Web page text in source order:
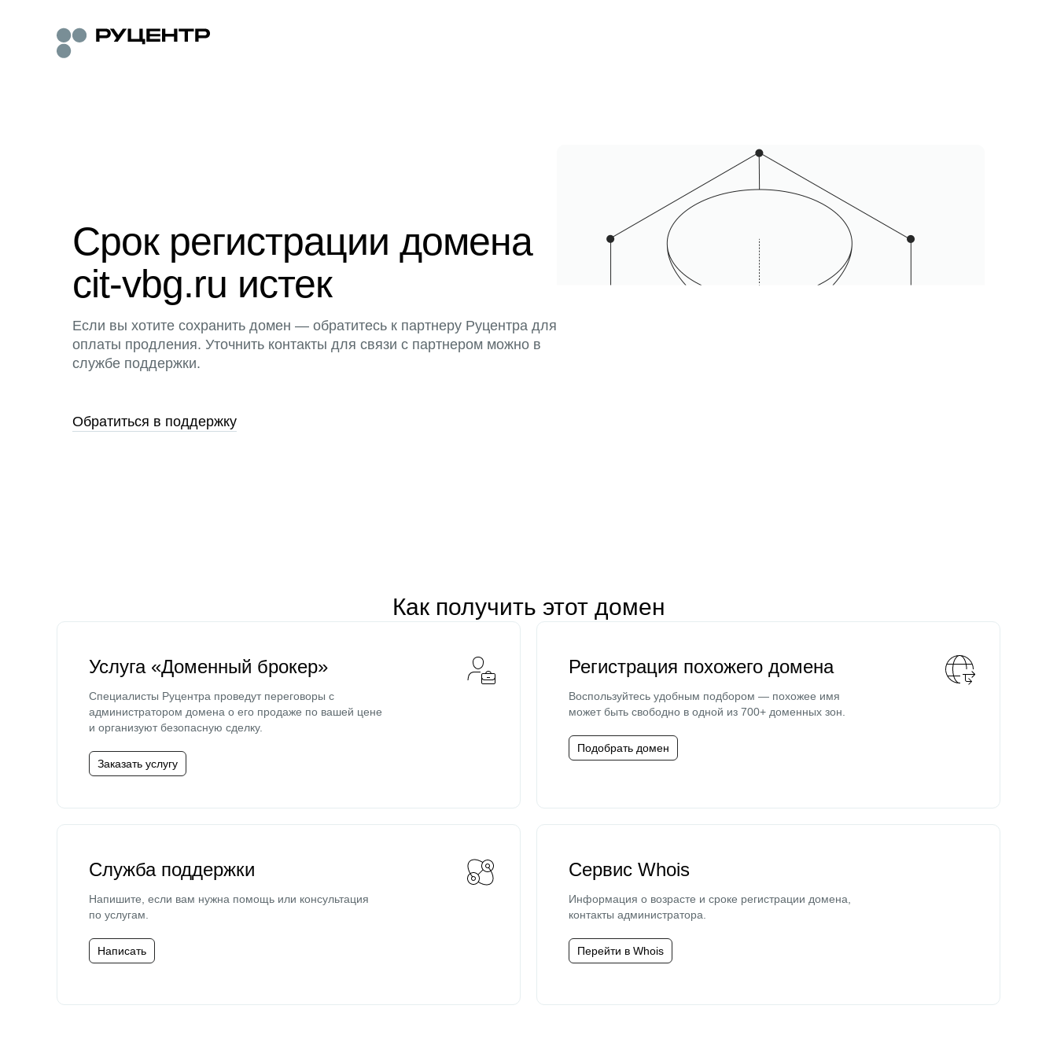
Срок регистрации домена
cit-vbg.ru истек
Если вы хотите сохранить домен — обратитесь к партнеру Руцентра для
оплаты продления. Уточнить контакты для связи с партнером можно в
службе поддержки.
Обратиться в поддержку
Как получить этот домен
Услуга «Доменный брокер»
Специалисты Руцентра проведут переговоры с
администратором домена о его продаже по вашей цене
и организуют безопасную сделку.
Заказать услугу
Регистрация похожего домена
Воспользуйтесь удобным подбором — похожее имя
может быть свободно в одной из 700+ доменных зон.
Подобрать домен
Служба поддержки
Напишите, если вам нужна помощь или консультация
по услугам.
Написать
Сервис Whois
Информация о возрасте и сроке регистрации домена,
контакты администратора.
Перейти в Whois